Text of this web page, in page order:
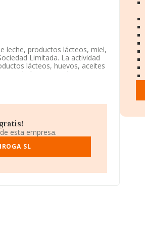
leche, productos lácteos, miel,
Limitada. La actividad
lácteos, huevos, aceites
en mercados
base de datos de INFORMA,
de teléfono 957700128
B14718092, tiene
Córdoba, Andalucía.
al sector, la
esta empresa.
SL